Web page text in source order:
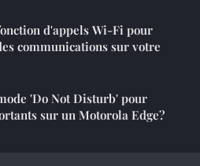
d'appels Wi-Fi pour
communications sur votre
'Do Not Disturb' pour
sur un Motorola Edge?